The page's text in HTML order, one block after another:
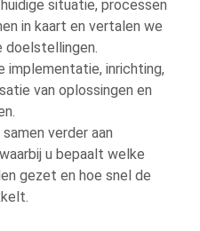
situatie, processen
in kaart en vertalen we
doelstellingen.
implementatie, inrichting,
van oplossingen en
verder aan
u bepaalt welke
gezet en hoe snel de